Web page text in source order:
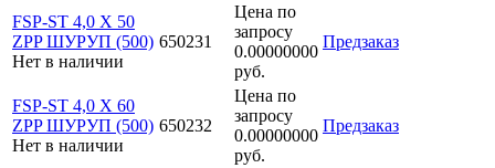
FSP-ST 4,0 X 50
ZPP ШУРУП (500)
Нет в наличии
650231
Цена по
запросу
0.00000000
руб.
Предзаказ
FSP-ST 4,0 X 60
ZPP ШУРУП (500)
Нет в наличии
650232
Цена по
запросу
0.00000000
руб.
Предзаказ